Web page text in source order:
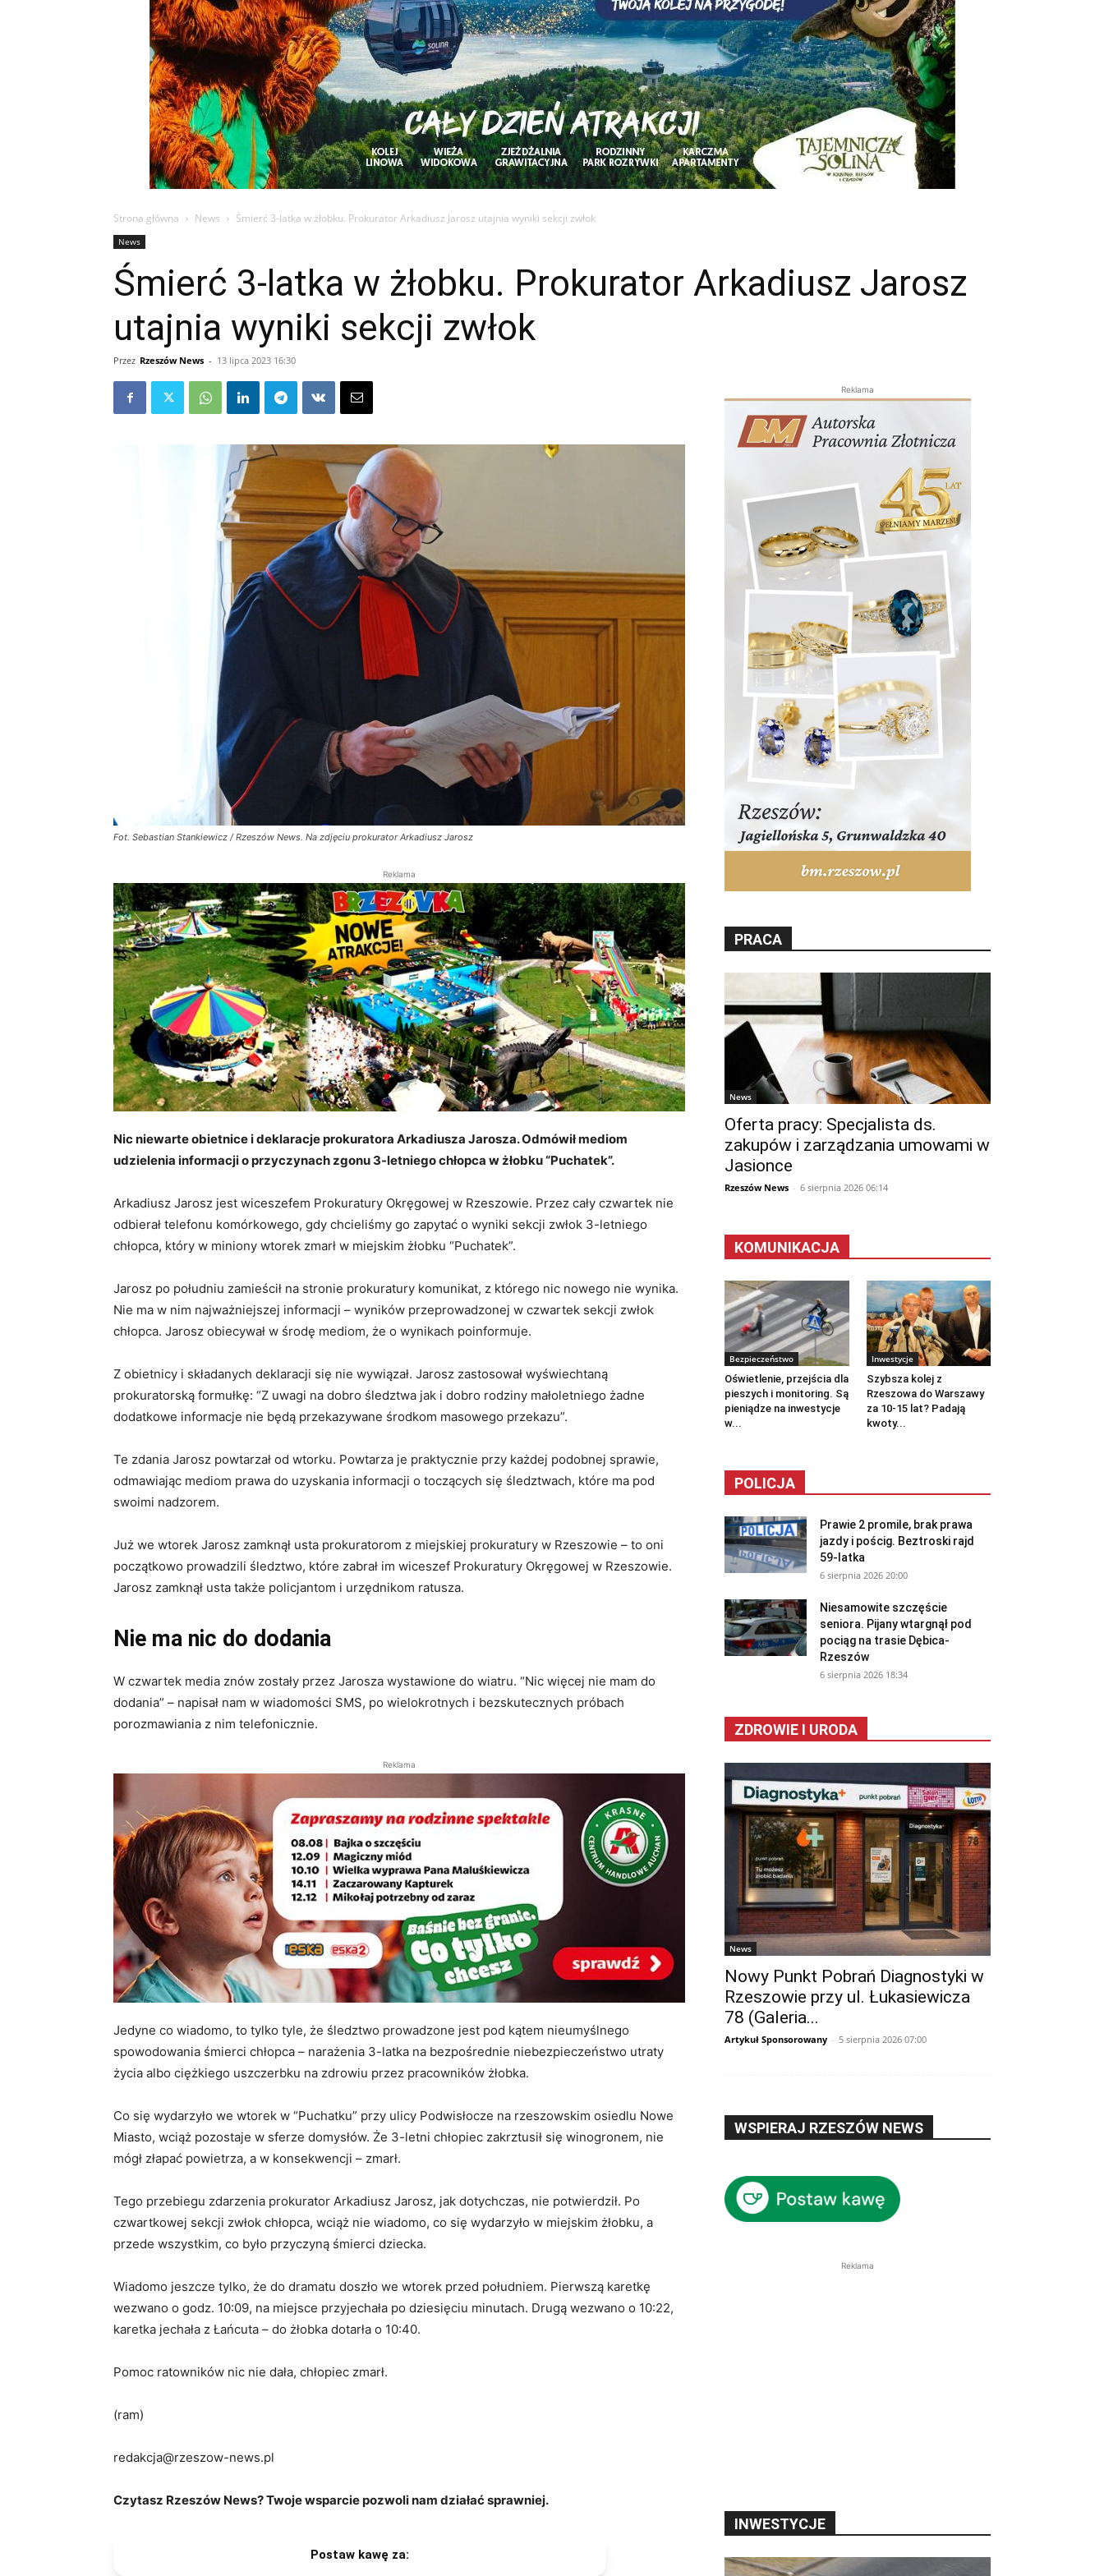
Strona główna News Śmierć 3-latka w żłobku. Prokurator Arkadiusz Jarosz utajnia wyniki sekcji zwłok
News
Śmierć 3-latka w żłobku. Prokurator Arkadiusz Jarosz
utajnia wyniki sekcji zwłok
Przez Rzeszów News - 13 lipca 2023 16:30
Fot. Sebastian Stankiewicz / Rzeszów News. Na zdjęciu prokurator Arkadiusz Jarosz
Reklama
Nic niewarte obietnice i deklaracje prokuratora Arkadiusza Jarosza. Odmówił mediom
udzielenia informacji o przyczynach zgonu 3-letniego chłopca w żłobku “Puchatek”.
Arkadiusz Jarosz jest wiceszefem Prokuratury Okręgowej w Rzeszowie. Przez cały czwartek nie
odbierał telefonu komórkowego, gdy chcieliśmy go zapytać o wyniki sekcji zwłok 3-letniego
chłopca, który w miniony wtorek zmarł w miejskim żłobku “Puchatek”.
Jarosz po południu zamieścił na stronie prokuratury komunikat, z którego nic nowego nie wynika.
Nie ma w nim najważniejszej informacji – wyników przeprowadzonej w czwartek sekcji zwłok
chłopca. Jarosz obiecywał w środę mediom, że o wynikach poinformuje.
Z obietnicy i składanych deklaracji się nie wywiązał. Jarosz zastosował wyświechtaną
prokuratorską formułkę: “Z uwagi na dobro śledztwa jak i dobro rodziny małoletniego żadne
dodatkowe informacje nie będą przekazywane środkom masowego przekazu”.
Te zdania Jarosz powtarzał od wtorku. Powtarza je praktycznie przy każdej podobnej sprawie,
odmawiając mediom prawa do uzyskania informacji o toczących się śledztwach, które ma pod
swoimi nadzorem.
Już we wtorek Jarosz zamknął usta prokuratorom z miejskiej prokuratury w Rzeszowie – to oni
początkowo prowadzili śledztwo, które zabrał im wiceszef Prokuratury Okręgowej w Rzeszowie.
Jarosz zamknął usta także policjantom i urzędnikom ratusza.
Nie ma nic do dodania
W czwartek media znów zostały przez Jarosza wystawione do wiatru. “Nic więcej nie mam do
dodania” – napisał nam w wiadomości SMS, po wielokrotnych i bezskutecznych próbach
porozmawiania z nim telefonicznie.
Reklama
Jedyne co wiadomo, to tylko tyle, że śledztwo prowadzone jest pod kątem nieumyślnego
spowodowania śmierci chłopca – narażenia 3-latka na bezpośrednie niebezpieczeństwo utraty
życia albo ciężkiego uszczerbku na zdrowiu przez pracowników żłobka.
Co się wydarzyło we wtorek w “Puchatku” przy ulicy Podwisłocze na rzeszowskim osiedlu Nowe
Miasto, wciąż pozostaje w sferze domysłów. Że 3-letni chłopiec zakrztusił się winogronem, nie
mógł złapać powietrza, a w konsekwencji – zmarł.
Tego przebiegu zdarzenia prokurator Arkadiusz Jarosz, jak dotychczas, nie potwierdził. Po
czwartkowej sekcji zwłok chłopca, wciąż nie wiadomo, co się wydarzyło w miejskim żłobku, a
przede wszystkim, co było przyczyną śmierci dziecka.
Wiadomo jeszcze tylko, że do dramatu doszło we wtorek przed południem. Pierwszą karetkę
wezwano o godz. 10:09, na miejsce przyjechała po dziesięciu minutach. Drugą wezwano o 10:22,
karetka jechała z Łańcuta – do żłobka dotarła o 10:40.
Pomoc ratowników nic nie dała, chłopiec zmarł.
(ram)
redakcja@rzeszow-news.pl
Czytasz Rzeszów News? Twoje wsparcie pozwoli nam działać sprawniej.
Postaw kawę za:
Reklama
PRACA
News
Oferta pracy: Specjalista ds.
zakupów i zarządzania umowami w
Jasionce
Rzeszów News - 6 sierpnia 2026 06:14
KOMUNIKACJA
Bezpieczeństwo
Oświetlenie, przejścia dla
pieszych i monitoring. Są
pieniądze na inwestycje
w...
Inwestycje
Szybsza kolej z
Rzeszowa do Warszawy
za 10-15 lat? Padają
kwoty...
POLICJA
Prawie 2 promile, brak prawa
jazdy i pościg. Beztroski rajd
59-latka
6 sierpnia 2026 20:00
Niesamowite szczęście
seniora. Pijany wtargnął pod
pociąg na trasie Dębica-
Rzeszów
6 sierpnia 2026 18:34
ZDROWIE I URODA
News
Nowy Punkt Pobrań Diagnostyki w
Rzeszowie przy ul. Łukasiewicza
78 (Galeria...
Artykuł Sponsorowany - 5 sierpnia 2026 07:00
WSPIERAJ RZESZÓW NEWS
Reklama
INWESTYCJE